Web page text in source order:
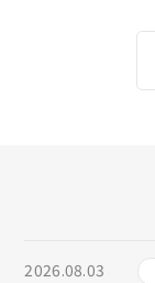
2026.08.03